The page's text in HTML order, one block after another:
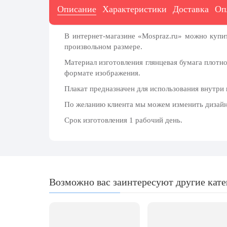
20 декабря, День работника органов
безопасности
Новогоднее оформление
Рождество Христово
19 января, Крещение Господне
25 января, Татьянин день
14 февраля, День Святого Валентина
Отечества
Описание Характеристики Доставка
В интернет-магазине «Mospraz.ru» можно
произвольном размере.
Материал изготовления глянцевая бумага
формате изображения.
Плакат предназначен для использования
По желанию клиента мы можем изменить
Срок изготовления 1 рабочий день.
Возможно вас заинтересуют другие